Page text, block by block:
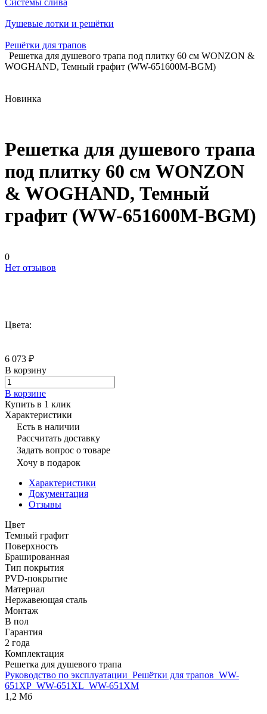
Системы слива
Душевые лотки и решётки
Решётки для трапов
Решетка для душевого трапа под плитку 60 см WONZON &
WOGHAND, Темный графит (WW-651600M-BGM)
Новинка
Решетка для душевого трапа
под плитку 60 см WONZON
& WOGHAND, Темный
графит (WW-651600M-BGM)
0
Нет отзывов
Цвета:
6 073 ₽
В корзину
В корзине
Купить в 1 клик
Характеристики
Есть в наличии
Рассчитать доставку
Задать вопрос о товаре
Хочу в подарок
Характеристики
Документация
Отзывы
Цвет
Темный графит
Поверхность
Брашированная
Тип покрытия
PVD-покрытие
Материал
Нержавеющая сталь
Монтаж
В пол
Гарантия
2 года
Комплектация
Решетка для душевого трапа
Руководство по эксплуатации_Решётки для трапов_WW-
651ХP_WW-651ХL_WW-651ХM
1,2 Мб